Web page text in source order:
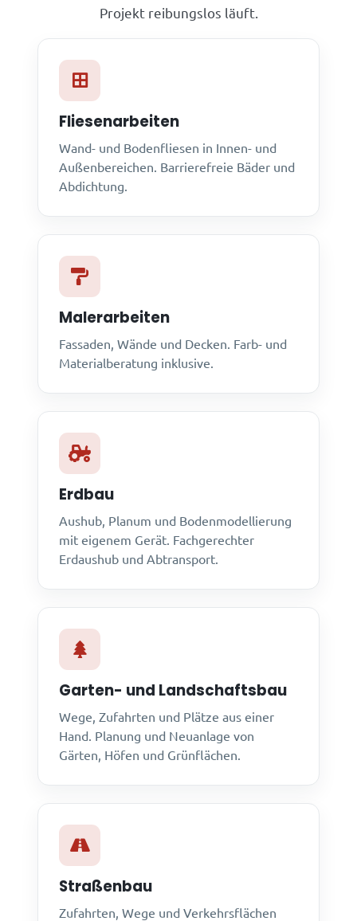
Projekt reibungslos läuft.
Fliesenarbeiten
Wand- und Bodenfliesen in Innen- und
Außenbereichen. Barrierefreie Bäder und
Abdichtung.
Malerarbeiten
Fassaden, Wände und Decken. Farb- und
Materialberatung inklusive.
Erdbau
Aushub, Planum und Bodenmodellierung
mit eigenem Gerät. Fachgerechter
Erdaushub und Abtransport.
Garten- und Landschaftsbau
Wege, Zufahrten und Plätze aus einer
Hand. Planung und Neuanlage von
Gärten, Höfen und Grünflächen.
Straßenbau
Zufahrten, Wege und Verkehrsflächen